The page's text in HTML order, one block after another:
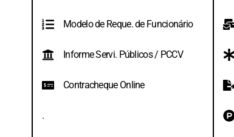
Modelo de Reque. de Funcionário
Informe Servi. Públicos / PCCV
Contracheque Online
.